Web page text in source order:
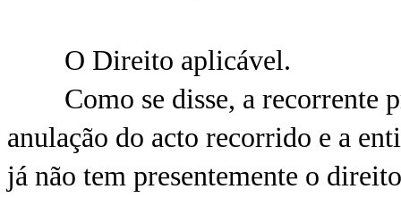
O Direito aplicável.
Como se disse, a recorrente
anulação do acto recorrido e a
já não tem presentemente o